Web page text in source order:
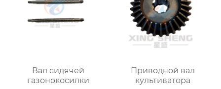
Вал сидячей
газонокосилки
Приводной вал
культиватора